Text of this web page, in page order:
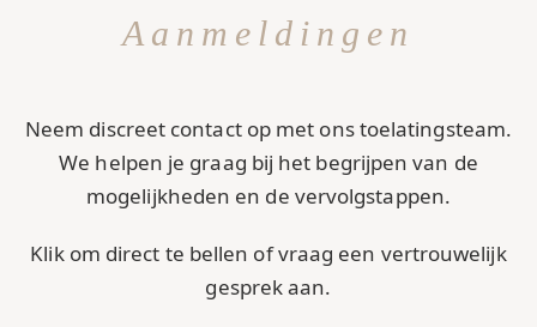
Aanmeldingen
Neem discreet contact op met ons toelatingsteam.
We helpen je graag bij het begrijpen van de
mogelijkheden en de vervolgstappen.
Klik om direct te bellen of vraag een vertrouwelijk
gesprek aan.